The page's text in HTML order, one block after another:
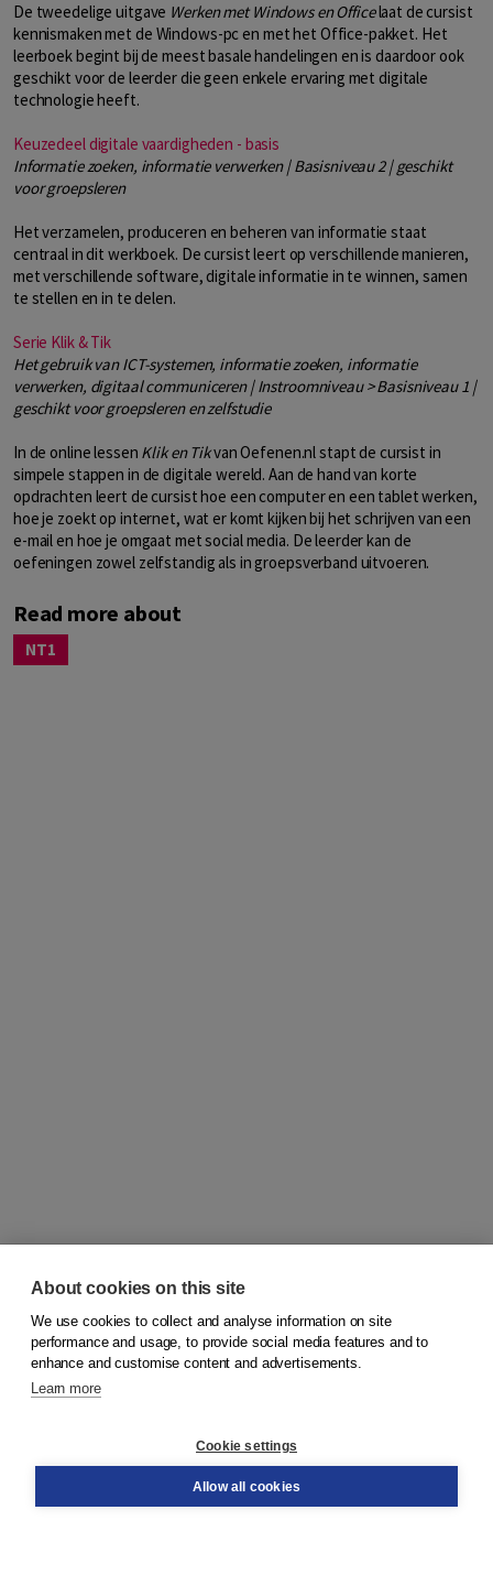
De tweedelige uitgave Werken met Windows en Officelaat de cursist
kennismaken met de Windows-pc en met het Office-pakket. Het
leerboek begint bij de meest basale handelingen en is daardoor ook
geschikt voor de leerder die geen enkele ervaring met digitale
technologie heeft.
Keuzedeel digitale vaardigheden - basis
Informatie zoeken, informatie verwerken | Basisniveau 2 | geschikt
voor groepsleren
Het verzamelen, produceren en beheren van informatie staat
centraal in dit werkboek. De cursist leert op verschillende manieren,
met verschillende software, digitale informatie in te winnen, samen
te stellen en in te delen.
Serie Klik & Tik
Het gebruik van ICT-systemen, informatie zoeken, informatie
verwerken, digitaal communiceren | Instroomniveau > Basisniveau 1 |
geschikt voor groepsleren en zelfstudie
In de online lessen Klik en Tikvan Oefenen.nl stapt de cursist in
simpele stappen in de digitale wereld. Aan de hand van korte
opdrachten leert de cursist hoe een computer en een tablet werken,
hoe je zoekt op internet, wat er komt kijken bij het schrijven van een
e-mail en hoe je omgaat met social media. De leerder kan de
oefeningen zowel zelfstandig als in groepsverband uitvoeren.
Read more about
NT1
© 2026Koninklijke Boom uitgevers
Order
About cookies on this site
We use cookies to collect and analyse information on site
performance and usage, to provide social media features and to
enhance and customise content and advertisements.
Learn more
Cookie settings
Allow all cookies